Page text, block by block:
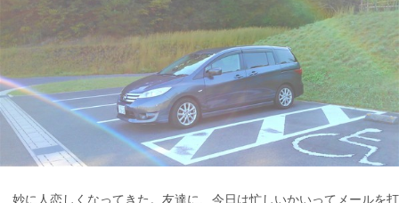
妙に人恋しくなってきた。友達に、今日は忙しいかいってメールを打